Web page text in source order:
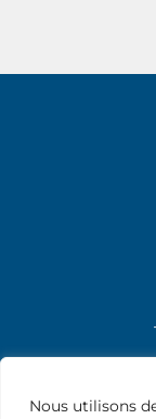
Nous utilisons